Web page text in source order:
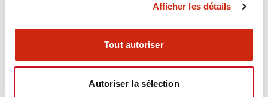
Afficher les détails
Tout autoriser
Autoriser la sélection
À propos d’IDEC
Engagements IDEC